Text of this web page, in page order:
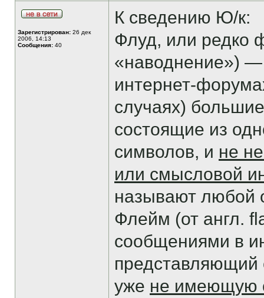
Зарегистрирован: 26 дек
2006, 14:13
Сообщения: 40
К сведению Ю/к:
Флуд, или редко
«наводнение») —
интернет-
случаях)
состоящие из
символов, и не
или смысловой
называют любой
Флейм (от англ.
сообщениями в
представляющий
уже не имеющую